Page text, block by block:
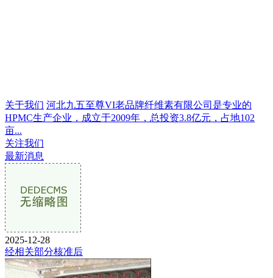
关于我们 河北九五至尊VI老品牌纤维素有限公司是专业的
HPMC生产企业，成立于2009年，总投资3.8亿元，占地102
亩...
关注我们
最新消息
2025-12-28
经相关部分核准后